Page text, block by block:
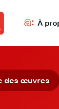
À
des œuvres